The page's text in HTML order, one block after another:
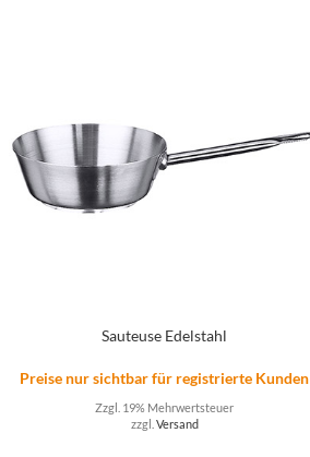
Sauteuse Edelstahl
Preise nur sichtbar für registrierte Kunden
Zzgl. 19% Mehrwertsteuer
zzgl. Versand